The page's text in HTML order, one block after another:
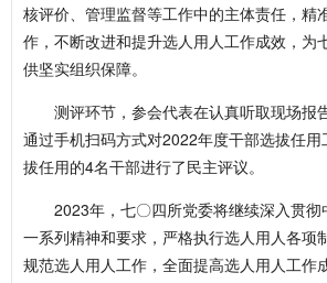
核评价、管理监督等工作中的主体责任，精
作，不断改进和提升选人用人工作成效，为
供坚实组织保障。
测评环节，参会代表在认真听取现场报
通过手机扫码方式对2022年度干部选拔任
拔任用的4名干部进行了民主评议。
2023年，七〇四所党委将继续深入贯彻
一系列精神和要求，严格执行选人用人各项
规范选人用人工作，全面提高选人用人工作成